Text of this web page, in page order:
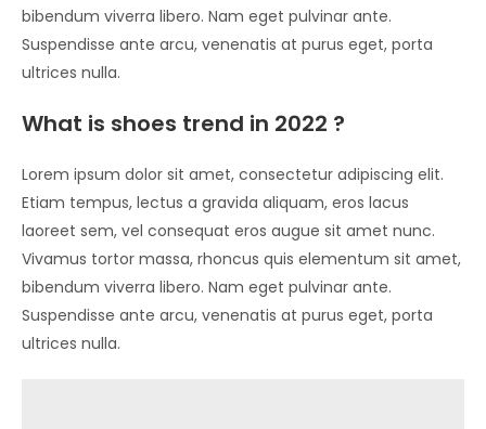
bibendum viverra libero. Nam eget pulvinar ante.
Suspendisse ante arcu, venenatis at purus eget, porta
ultrices nulla.
What is shoes trend in 2022 ?
Lorem ipsum dolor sit amet, consectetur adipiscing elit.
Etiam tempus, lectus a gravida aliquam, eros lacus
laoreet sem, vel consequat eros augue sit amet nunc.
Vivamus tortor massa, rhoncus quis elementum sit amet,
bibendum viverra libero. Nam eget pulvinar ante.
Suspendisse ante arcu, venenatis at purus eget, porta
ultrices nulla.